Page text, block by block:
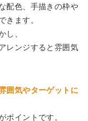
配色、手描きの枠や
ます。
、
レンジすると雰囲気
囲気やターゲットに
ポイントです。